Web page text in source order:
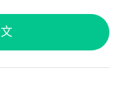
，随时随地给自